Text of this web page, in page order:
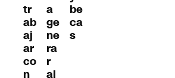
tr
ab
aj
ar
co
n
a
ge
ne
ra
r
al
be
ca
s